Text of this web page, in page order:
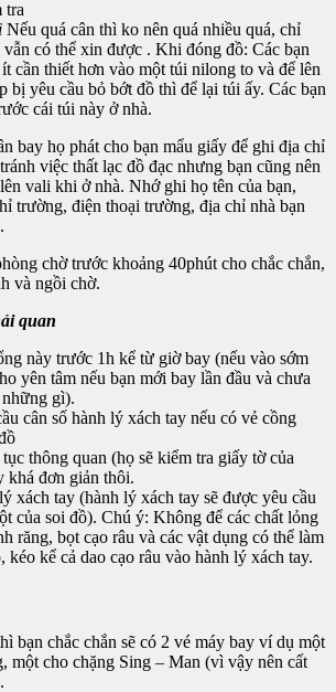
tra
Nếu quá cân thì ko nên quá nhiều quá, chỉ
có thể xin được . Khi đóng đồ: Các bạn
cần thiết hơn vào một túi nilong to và để lên
bị yêu cầu bỏ bớt đồ thì để lại túi ấy. Các bạn
cái túi này ở nhà.
bay họ phát cho bạn mẩu giấy để ghi địa chỉ
việc thất lạc đồ đạc nhưng bạn cũng nên
vali khi ở nhà. Nhớ ghi họ tên của bạn,
trường, điện thoại trường, địa chỉ nhà bạn
chờ trước khoảng 40phút cho chắc chắn,
và ngồi chờ.
quan
này trước 1h kể từ giờ bay (nếu vào sớm
yên tâm nếu bạn mới bay lần đầu và chưa
những gì).
cân số hành lý xách tay nếu có vẻ cồng
thông quan (họ sẽ kiểm tra giấy tờ của
khá đơn giản thôi.
xách tay (hành lý xách tay sẽ được yêu cầu
của soi đồ). Chú ý: Không để các chất lỏng
răng, bọt cạo râu và các vật dụng có thể làm
kéo kể cả dao cạo râu vào hành lý xách tay.
bạn chắc chắn sẽ có 2 vé máy bay ví dụ một
một cho chặng Sing – Man (vì vậy nên cất